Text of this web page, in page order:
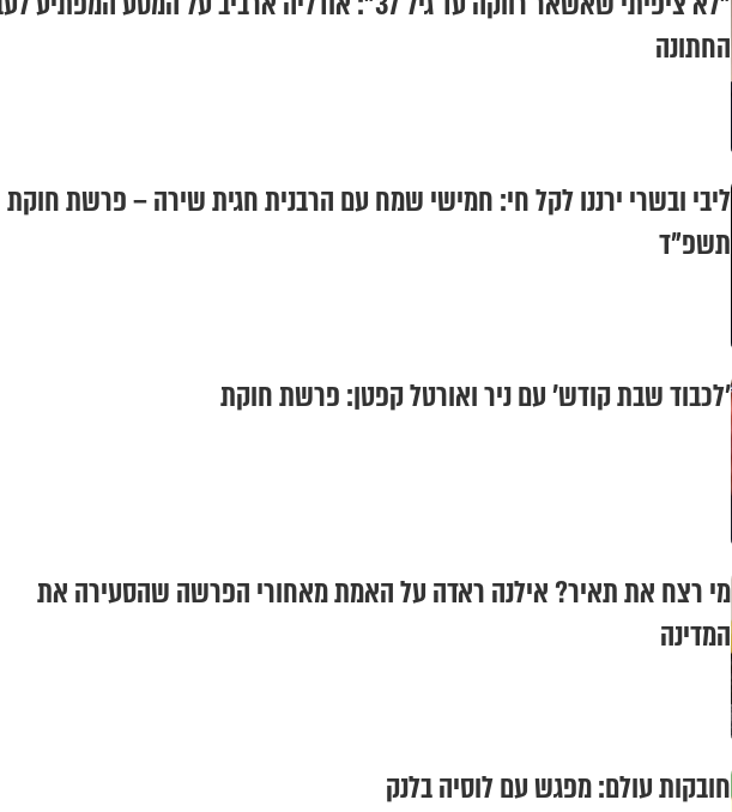
החתונה
ליבי ובשרי ירננו לקל חי: חמישי שמח עם הרבנית חגית שירה – פרשת חוקת
תשפ"ד
'לכבוד שבת קודש' עם ניר ואורטל קפטן: פרשת חוקת
מי רצח את תאיר? אילנה ראדה על האמת מאחורי הפרשה שהסעירה את
המדינה
חובקות עולם: מפגש עם לוסיה בלנק